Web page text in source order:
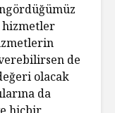
hizmetler
de
olacak
da